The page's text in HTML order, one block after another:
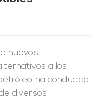
nuevos
a los
ha conducido
diversos